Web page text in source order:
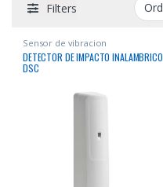
Filters
Sensor de vibracion
DETECTOR DE IMPACTO INALAMBRICO
DSC